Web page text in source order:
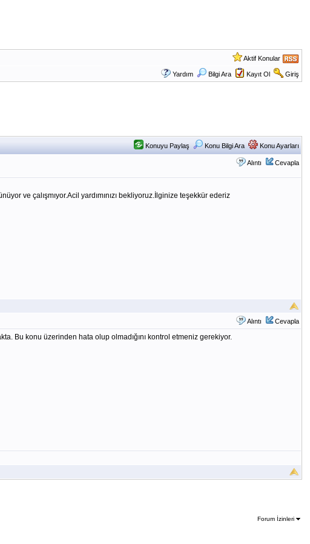
Aktif Konular
Yardım Bilgi Ara Kayıt Ol Giriş
Konuyu Paylaş Konu Bilgi Ara Konu Ayarları
Alıntı Cevapla
ve çalışmıyor.Acil yardımınızı bekliyoruz.İlginize teşekkür ederiz
Alıntı Cevapla
Bu konu üzerinden hata olup olmadığını kontrol etmeniz gerekiyor.
Forum İzinleri